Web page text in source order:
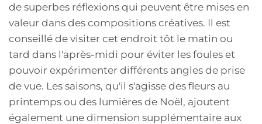
de superbes réflexions qui peuvent être mises en
valeur dans des compositions créatives. Il est
conseillé de visiter cet endroit tôt le matin ou
tard dans l'après-midi pour éviter les foules et
pouvoir expérimenter différents angles de prise
de vue. Les saisons, qu'il s'agisse des fleurs au
printemps ou des lumières de Noël, ajoutent
également une dimension supplémentaire aux